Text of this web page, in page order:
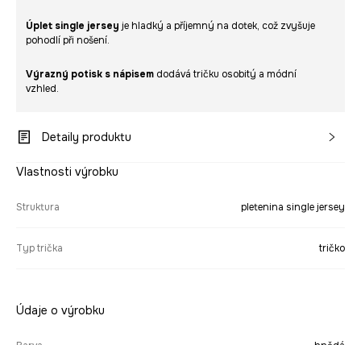
Úplet single jersey je hladký a příjemný na dotek, což zvyšuje
pohodlí při nošení.
Výrazný potisk s nápisem dodává tričku osobitý a módní
vzhled.
Detaily produktu
Vlastnosti výrobku
Struktura pletenina single jersey
Typ trička tričko
Údaje o výrobku